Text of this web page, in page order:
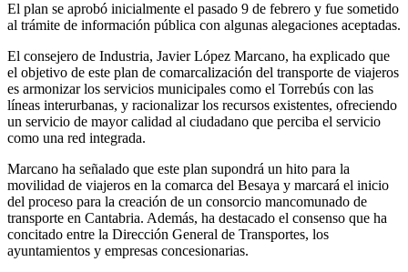
El plan se aprobó inicialmente el pasado 9 de febrero y fue sometido
al trámite de información pública con algunas alegaciones aceptadas.
El consejero de Industria, Javier López Marcano, ha explicado que
el objetivo de este plan de comarcalización del transporte de viajeros
es armonizar los servicios municipales como el Torrebús con las
líneas interurbanas, y racionalizar los recursos existentes, ofreciendo
un servicio de mayor calidad al ciudadano que perciba el servicio
como una red integrada.
Marcano ha señalado que este plan supondrá un hito para la
movilidad de viajeros en la comarca del Besaya y marcará el inicio
del proceso para la creación de un consorcio mancomunado de
transporte en Cantabria. Además, ha destacado el consenso que ha
concitado entre la Dirección General de Transportes, los
ayuntamientos y empresas concesionarias.